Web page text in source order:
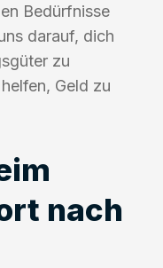
Bedürfnisse
darauf, dich
zu
Geld zu
nach